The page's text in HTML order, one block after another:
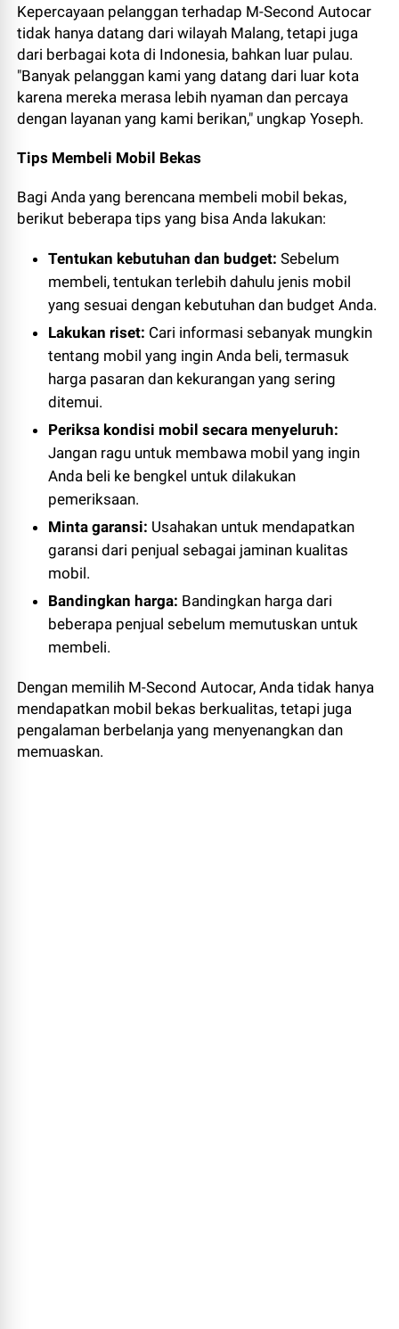
Kepercayaan pelanggan terhadap M-Second Autocar
tidak hanya datang dari wilayah Malang, tetapi juga
dari berbagai kota di Indonesia, bahkan luar pulau.
"Banyak pelanggan kami yang datang dari luar kota
karena mereka merasa lebih nyaman dan percaya
dengan layanan yang kami berikan," ungkap Yoseph.
Tips Membeli Mobil Bekas
Bagi Anda yang berencana membeli mobil bekas,
berikut beberapa tips yang bisa Anda lakukan:
Tentukan kebutuhan dan budget: Sebelum
membeli, tentukan terlebih dahulu jenis mobil
yang sesuai dengan kebutuhan dan budget Anda.
Lakukan riset: Cari informasi sebanyak mungkin
tentang mobil yang ingin Anda beli, termasuk
harga pasaran dan kekurangan yang sering
ditemui.
Periksa kondisi mobil secara menyeluruh:
Jangan ragu untuk membawa mobil yang ingin
Anda beli ke bengkel untuk dilakukan
pemeriksaan.
Minta garansi: Usahakan untuk mendapatkan
garansi dari penjual sebagai jaminan kualitas
mobil.
Bandingkan harga: Bandingkan harga dari
beberapa penjual sebelum memutuskan untuk
membeli.
Dengan memilih M-Second Autocar, Anda tidak hanya
mendapatkan mobil bekas berkualitas, tetapi juga
pengalaman berbelanja yang menyenangkan dan
memuaskan.